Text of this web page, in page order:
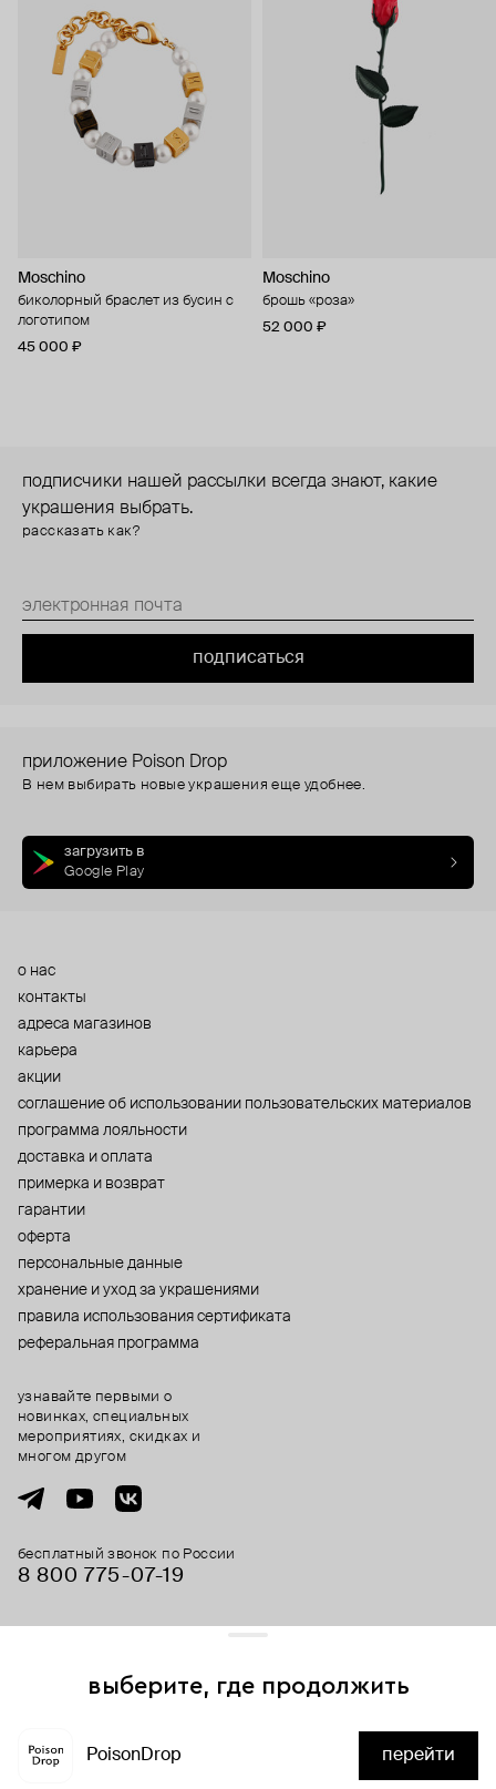
Moschino
биколорный браслет из бусин с
логотипом
45 000 ₽
Moschino
брошь «роза»
52 000 ₽
подписчики нашей рассылки всегда знают, какие
украшения выбрать.
рассказать как?
подписаться
приложение Poison Drop
В нем выбирать новые украшения еще удобнее.
загрузить в
Google Play
о нас
контакты
адреса магазинов
карьера
акции
cоглашение об использовании пользовательских материалов
программа лояльности
доставка и оплата
примерка и возврат
гарантии
оферта
персональные данные
хранение и уход за украшениями
правила использования сертификата
реферальная программа
бесплатный звонок по России
8 800 775⁠-07⁠-19
узнавайте первыми о
новинках, специальных
мероприятиях, скидках и
многом другом
выберите, где продолжить
PoisonDrop перейти
и сервисы аналитики. Продолжая его использование,
вы соглашаетесь с нашим